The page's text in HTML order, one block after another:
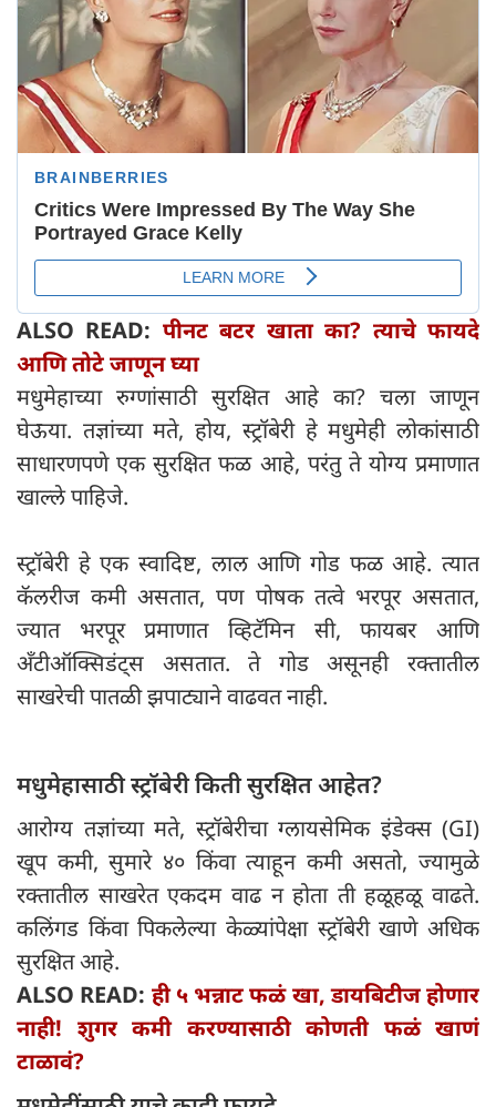
ALSO READ: पीनट बटर खाता का? त्याचे फायदे
आणि तोटे जाणून घ्या
मधुमेहाच्या रुग्णांसाठी सुरक्षित आहे का? चला जाणून
घेऊया. तज्ञांच्या मते, होय, स्ट्रॉबेरी हे मधुमेही लोकांसाठी
साधारणपणे एक सुरक्षित फळ आहे, परंतु ते योग्य प्रमाणात
खाल्ले पाहिजे.
स्ट्रॉबेरी हे एक स्वादिष्ट, लाल आणि गोड फळ आहे. त्यात
कॅलरीज कमी असतात, पण पोषक तत्वे भरपूर असतात,
ज्यात भरपूर प्रमाणात व्हिटॅमिन सी, फायबर आणि
अँटीऑक्सिडंट्स असतात. ते गोड असूनही रक्तातील
साखरेची पातळी झपाट्याने वाढवत नाही.
मधुमेहासाठी स्ट्रॉबेरी किती सुरक्षित आहेत?
आरोग्य तज्ञांच्या मते, स्ट्रॉबेरीचा ग्लायसेमिक इंडेक्स (GI)
खूप कमी, सुमारे ४० किंवा त्याहून कमी असतो, ज्यामुळे
रक्तातील साखरेत एकदम वाढ न होता ती हळूहळू वाढते.
कलिंगड किंवा पिकलेल्या केळ्यांपेक्षा स्ट्रॉबेरी खाणे अधिक
सुरक्षित आहे.
ALSO READ: ही ५ भन्नाट फळं खा, डायबिटीज होणार
नाही! शुगर कमी करण्यासाठी कोणती फळं खाणं
टाळावं?